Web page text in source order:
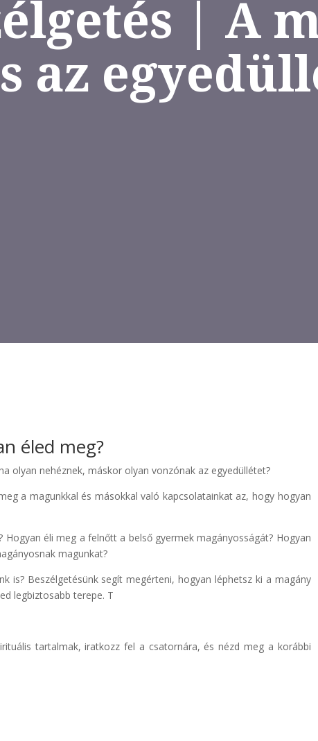
| A
az
éled meg?
olyan nehéznek, máskor olyan vonzónak az egyedüllétet?
a magunkkal és másokkal való kapcsolatainkat az, hogy hogyan
éli meg a felnőtt a belső gyermek magányosságát? Hogyan
magunkat?
is? Beszélgetésünk segít megérteni, hogyan léphetsz ki a magány
legbiztosabb terepe. T
tartalmak, iratkozz fel a csatornára, és nézd meg a korábbi